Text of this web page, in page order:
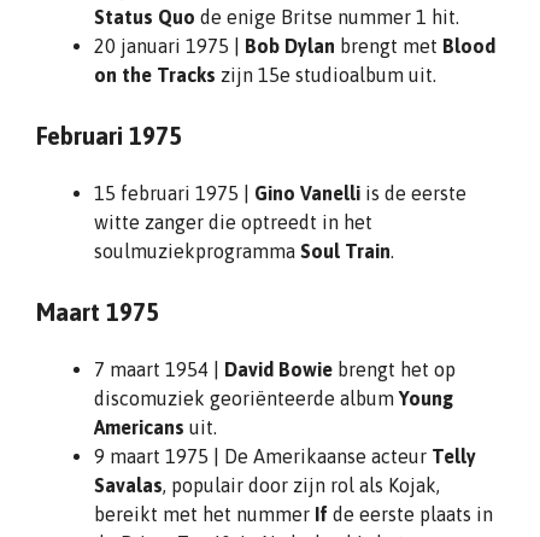
Status Quo de enige Britse nummer 1 hit.
20 januari 1975 | Bob Dylan brengt met Blood
on the Tracks zijn 15e studioalbum uit.
Februari 1975
15 februari 1975 | Gino Vanelli is de eerste
witte zanger die optreedt in het
soulmuziekprogramma Soul Train.
Maart 1975
7 maart 1954 | David Bowie brengt het op
discomuziek georiënteerde albumYoung
Americans uit.
9 maart 1975 | De Amerikaanse acteur Telly
Savalas, populair door zijn rol als Kojak,
bereikt met het nummer If de eerste plaats in